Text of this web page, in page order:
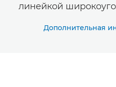
линейкой
Дополнительная